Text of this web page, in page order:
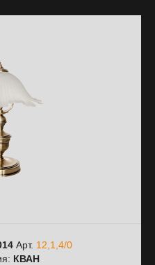
Арт. 12,1,4/0
КВАН